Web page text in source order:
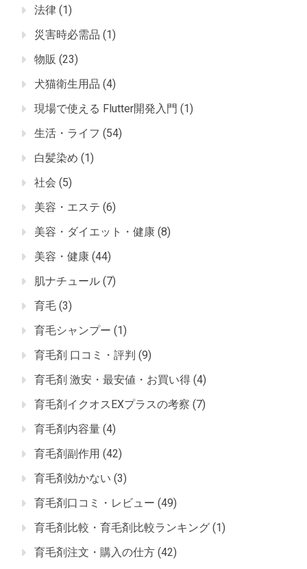
法律 (1)
災害時必需品 (1)
物販 (23)
犬猫衛生用品 (4)
現場で使える Flutter開発入門 (1)
生活・ライフ (54)
白髪染め (1)
社会 (5)
美容・エステ (6)
美容・ダイエット・健康 (8)
美容・健康 (44)
肌ナチュール (7)
育毛 (3)
育毛シャンプー (1)
育毛剤 口コミ・評判 (9)
育毛剤 激安・最安値・お買い得 (4)
育毛剤イクオスEXプラスの考察 (7)
育毛剤内容量 (4)
育毛剤副作用 (42)
育毛剤効かない (3)
育毛剤口コミ・レビュー (49)
育毛剤比較・育毛剤比較ランキング (1)
育毛剤注文・購入の仕方 (42)